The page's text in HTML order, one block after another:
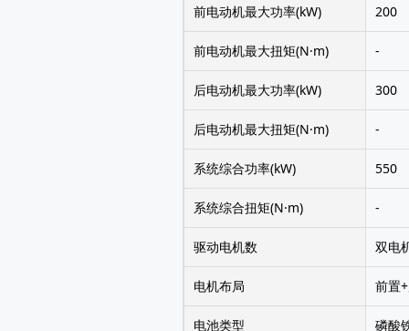
前电动机最大功率(kW) 200
前电动机最大扭矩(N·m) -
后电动机最大功率(kW) 300
后电动机最大扭矩(N·m) -
系统综合功率(kW) 550
系统综合扭矩(N·m) -
驱动电机数 双电
电机布局 前置
电池类型 磷酸